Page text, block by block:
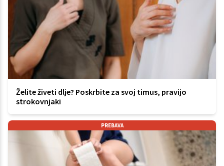
Želite živeti dlje? Poskrbite za svoj timus, pravijo
strokovnjaki
PREBAVA